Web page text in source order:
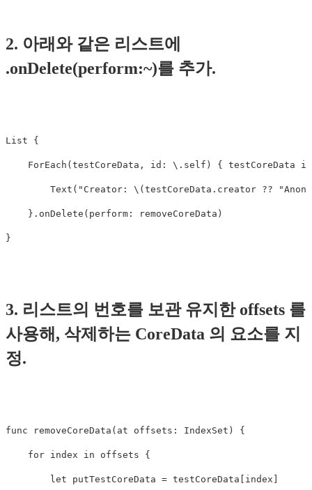
2. 아래와 같은 리스트에
.onDelete(perform:~)를 추가.
List {
    ForEach(testCoreData, id: \.self) { testCoreData in
Text("Creator: \(testCoreData.creator ??
    }.onDelete(perform: removeCoreData)
3. 리스트의 번호를 보관 유지한 offsets 를
사용해, 삭제하는 CoreData 의 요소를 지
정.
func removeCoreData(at offsets: IndexSet) {
    for index in offsets {
        let putTestCoreData = testCoreData[index]